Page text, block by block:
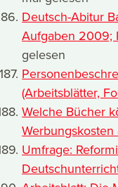
Deutsch-Abitur
Aufgaben 2009;
gelesen
(Arbeitsblätter,
Welche Bücher
Werbungskosten
Umfrage: